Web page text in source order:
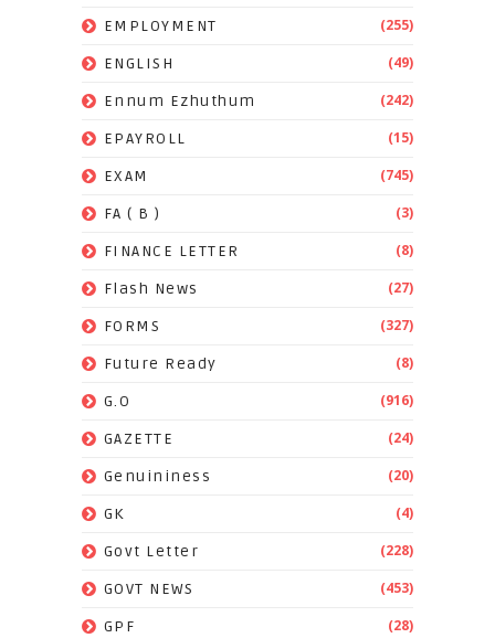
EMPLOYMENT (255)
ENGLISH (49)
Ennum Ezhuthum (242)
EPAYROLL (15)
EXAM (745)
FA ( B ) (3)
FINANCE LETTER (8)
Flash News (27)
FORMS (327)
Future Ready (8)
G.O (916)
GAZETTE (24)
Genuininess (20)
GK (4)
Govt Letter (228)
GOVT NEWS (453)
GPF (28)